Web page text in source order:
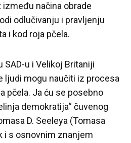
načina obrade
odlučivanju i pravljenju
i kod roja pčela.
SAD-u i Velikoj Britaniji
ljudi mogu naučiti iz procesa
pčela. Ja ću se posebno
demokratija“ čuvenog
D. Seeleya (Tomasa
i s osnovnim znanjem